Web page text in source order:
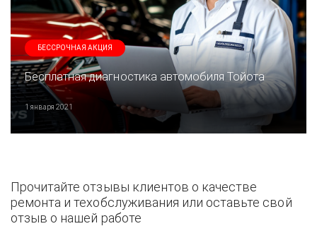
БЕССРОЧНАЯ АКЦИЯ
Бесплатная диагностика автомобиля Тойота
1 января 2021
Прочитайте отзывы клиентов о качестве
ремонта и техобслуживания или оставьте свой
отзыв о нашей работе